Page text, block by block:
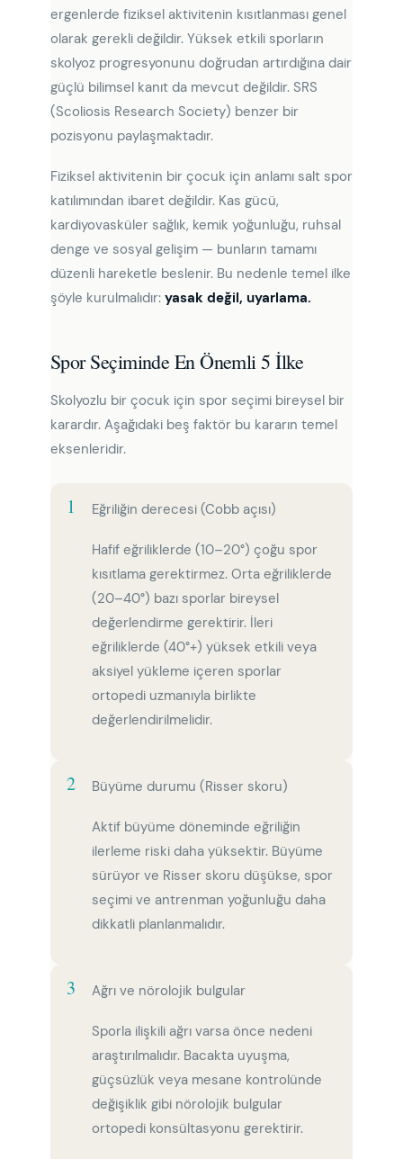
ergenlerde fiziksel aktivitenin kısıtlanması genel
olarak gerekli değildir. Yüksek etkili sporların
skolyoz progresyonunu doğrudan artırdığına dair
güçlü bilimsel kanıt da mevcut değildir. SRS
(Scoliosis Research Society) benzer bir
pozisyonu paylaşmaktadır.
Fiziksel aktivitenin bir çocuk için anlamı salt spor
katılımından ibaret değildir. Kas gücü,
kardiyovasküler sağlık, kemik yoğunluğu, ruhsal
denge ve sosyal gelişim — bunların tamamı
düzenli hareketle beslenir. Bu nedenle temel ilke
şöyle kurulmalıdır: yasak değil, uyarlama.
Spor Seçiminde En Önemli 5 İlke
Skolyozlu bir çocuk için spor seçimi bireysel bir
karardır. Aşağıdaki beş faktör bu kararın temel
eksenleridir.
1 Eğriliğin derecesi (Cobb açısı)
Hafif eğriliklerde (10–20°) çoğu spor
kısıtlama gerektirmez. Orta eğriliklerde
(20–40°) bazı sporlar bireysel
değerlendirme gerektirir. İleri
eğriliklerde (40°+) yüksek etkili veya
aksiyel yükleme içeren sporlar
ortopedi uzmanıyla birlikte
değerlendirilmelidir.
2 Büyüme durumu (Risser skoru)
Aktif büyüme döneminde eğriliğin
ilerleme riski daha yüksektir. Büyüme
sürüyor ve Risser skoru düşükse, spor
seçimi ve antrenman yoğunluğu daha
dikkatli planlanmalıdır.
3 Ağrı ve nörolojik bulgular
Sporla ilişkili ağrı varsa önce nedeni
araştırılmalıdır. Bacakta uyuşma,
güçsüzlük veya mesane kontrolünde
değişiklik gibi nörolojik bulgular
ortopedi konsültasyonu gerektirir.